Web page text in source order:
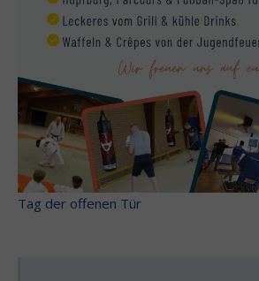
Tag der offenen Tür